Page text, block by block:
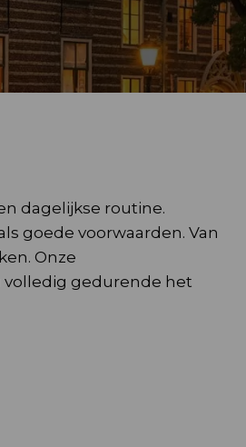
dagelijkse routine.
goede voorwaarden. Van
Onze
volledig gedurende het